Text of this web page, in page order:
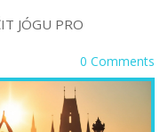
JÓGU PRO
0 Comments